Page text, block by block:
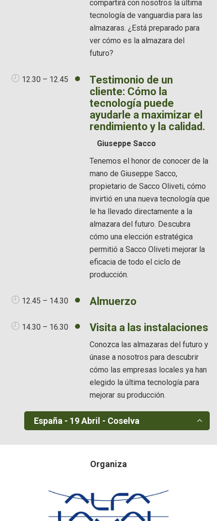
compartirá con nosotros la última
tecnología de vanguardia para las
almazaras. ¿Está preparado para
ver cómo es la almazara del
futuro?
12.30 – 12.45
Testimonio de un
cliente: Cómo la
tecnología puede
ayudarle a maximizar el
rendimiento y la calidad.
Giuseppe Sacco
Tenemos el honor de conocer de la
mano de Giuseppe Sacco,
propietario de Sacco Oliveti, cómo
invirtió en una nueva tecnología que
le ha llevado directamente a la
almazara del futuro. Descubra
cómo una elección estratégica
permitió a Sacco Oliveti mejorar la
eficacia de todo el ciclo de
producción.
12.45 – 14.30 Almuerzo
14.30 – 16.30 Visita a las instalaciones
Conozca las almazaras del futuro y
únase a nosotros para descubrir
cómo las empresas locales ya han
elegido la última tecnología para
mejorar su producción.
España - 19 Abril - Coselva
Organiza